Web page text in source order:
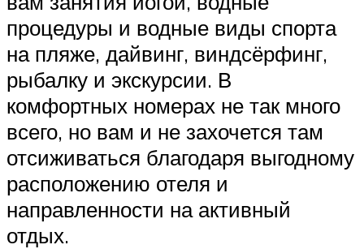
процедуры и водные виды спорта
на пляже, дайвинг, виндсёрфинг,
рыбалку и экскурсии. В
комфортных номерах не так много
всего, но вам и не захочется там
отсиживаться благодаря выгодному
расположению отеля и
направленности на активный
отдых.